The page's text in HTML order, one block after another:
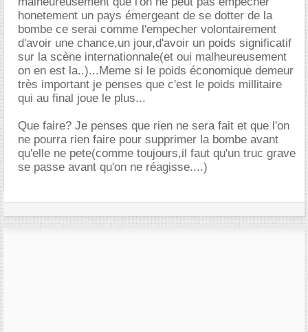
honetement un pays émergeant de se dotter de la
bombe ce serai comme l'empecher volontairement
d'avoir une chance,un jour,d'avoir un poids significatif
sur la scène internationnale(et oui malheureusement
on en est la..)...Meme si le poids économique demeur
très important je penses que c'est le poids millitaire
qui au final joue le plus...
Que faire? Je penses que rien ne sera fait et que l'on
ne pourra rien faire pour supprimer la bombe avant
qu'elle ne pete(comme toujours,il faut qu'un truc grave
se passe avant qu'on ne réagisse....)